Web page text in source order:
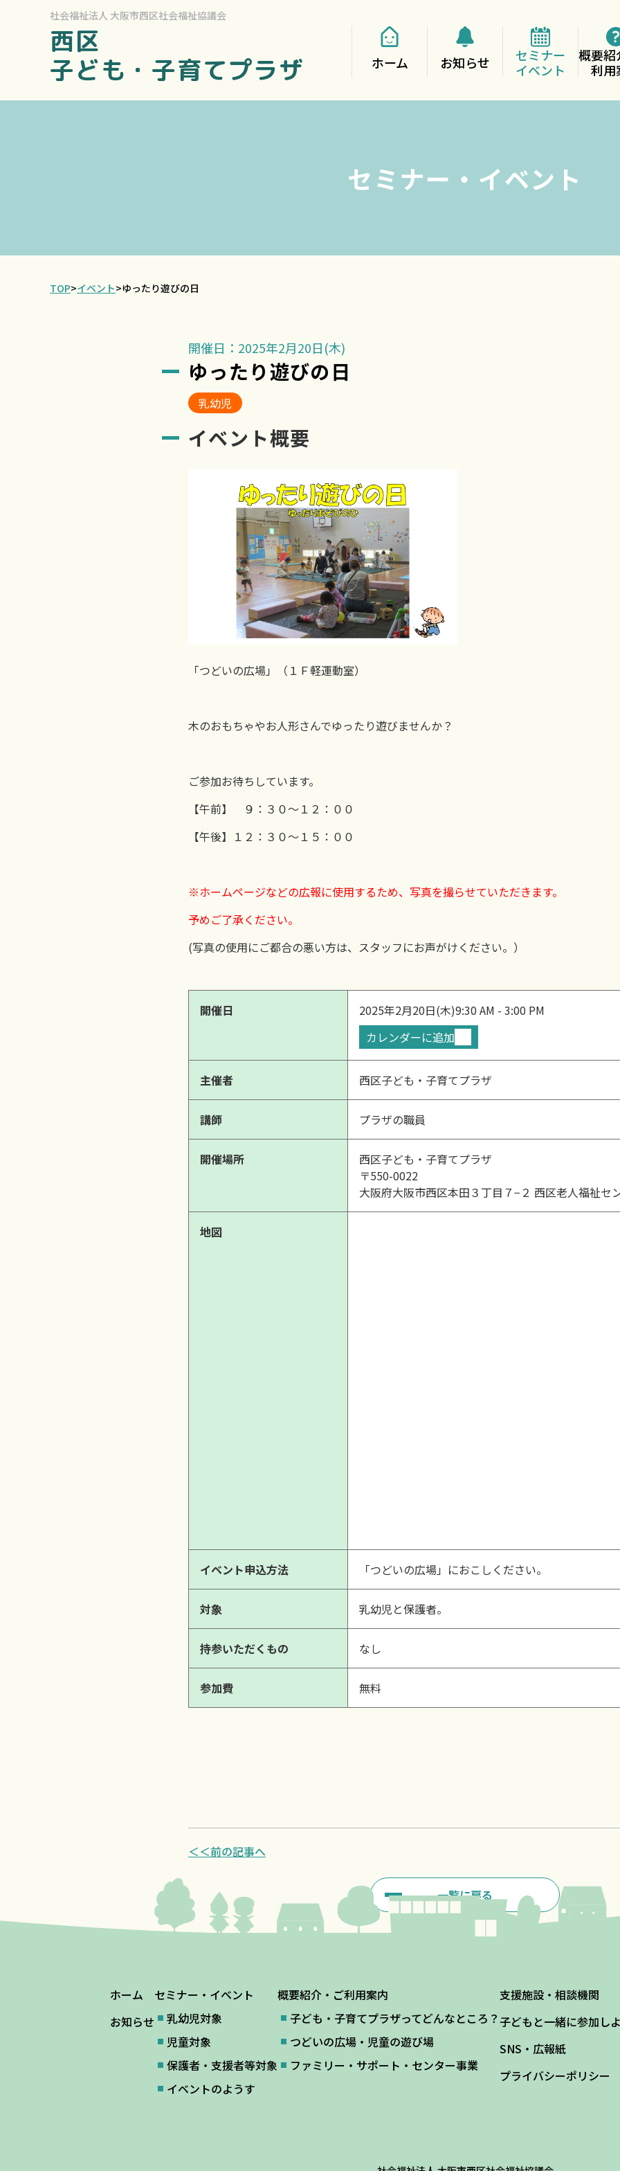
社会福祉法人 大阪市西区社会福祉協議会
西区
子ども・子育てプラザ
ホーム お知らせ
セミナー
イベント
概要紹
利用
セミナー・イベント
TOP>イベント>ゆったり遊びの日
開催日：2025年2月20日(木)
ゆったり遊びの日
乳幼児
イベント概要
「つどいの広場」（１Ｆ軽運動室）
木のおもちゃやお人形さんでゆったり遊びませんか？
ご参加お待ちしています。
【午前】 ９：３０～１２：００
【午後】１２：３０～１５：００
※ホームページなどの広報に使用するため、写真を撮らせていただきます。
予めご了承ください。
(写真の使用にご都合の悪い方は、スタッフにお声がけください。）
開催日 2025年2月20日(木)9:30 AM - 3:00 PM
カレンダーに追加
主催者 西区子ども・子育てプラザ
講師 プラザの職員
開催場所
西区子ども・子育てプラザ
〒550-0022
大阪府大阪市西区本田３丁目７−２ 西区老人福祉セ
地図
イベント申込方法 「つどいの広場」におこしください。
対象 乳幼児と保護者。
持参いただくもの なし
参加費 無料
＜＜前の記事へ
一覧に戻る
ホーム
お知らせ
セミナー・イベント
乳幼児対象
児童対象
保護者・支援者等対象
イベントのようす
概要紹介・ご利用案内
子ども・子育てプラザってどんなところ？
つどいの広場・児童の遊び場
ファミリー・サポート・センター事業
支援施設・相談機関
子どもと一緒に参加し
SNS・広報紙
プライバシーポリシー